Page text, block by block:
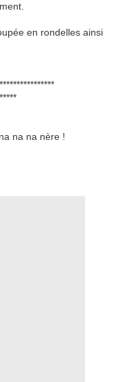
en rondelles ainsi
na na nère !